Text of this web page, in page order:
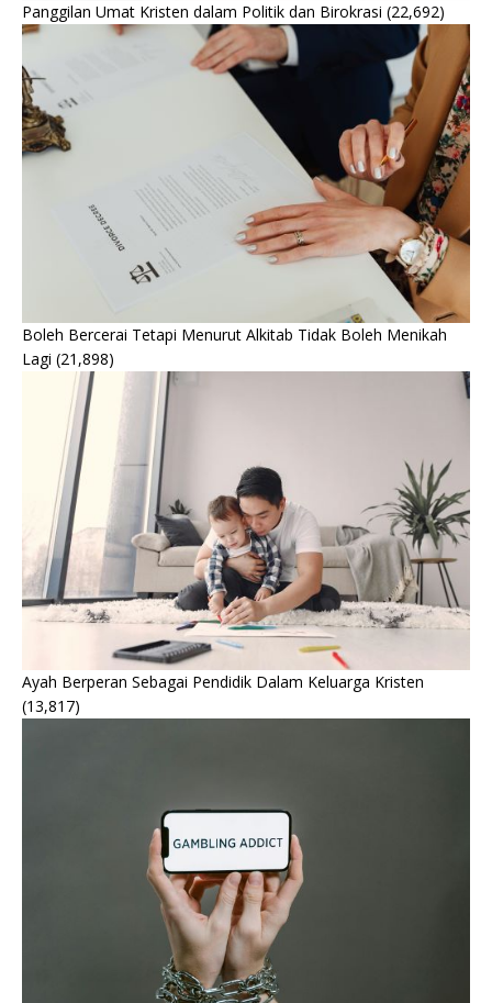
Panggilan Umat Kristen dalam Politik dan Birokrasi (22,692)
Boleh Bercerai Tetapi Menurut Alkitab Tidak Boleh Menikah
Lagi (21,898)
Ayah Berperan Sebagai Pendidik Dalam Keluarga Kristen
(13,817)